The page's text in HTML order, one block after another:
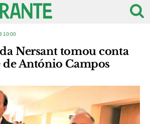
10:00
Nersant tomou conta
António Campos